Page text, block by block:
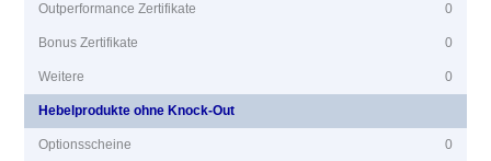
Outperformance Zertifikate 0
Bonus Zertifikate 0
Weitere 0
Hebelprodukte ohne Knock-Out
Optionsscheine 0